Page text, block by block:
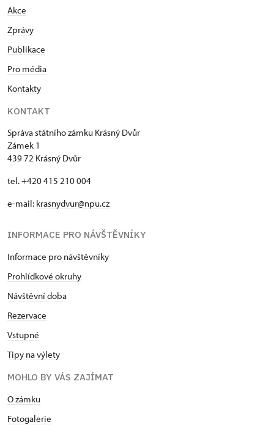
Akce
Zprávy
Publikace
Pro média
Kontakty
KONTAKT
Správa státního zámku Krásný Dvůr
Zámek 1
439 72 Krásný Dvůr
tel. +420 415 210 004
e-mail: krasnydvur@npu.cz
INFORMACE PRO NÁVŠTĚVNÍKY
Informace pro návštěvníky
Prohlídkové okruhy
Návštěvní doba
Rezervace
Vstupné
Tipy na výlety
MOHLO BY VÁS ZAJÍMAT
O zámku
Fotogalerie